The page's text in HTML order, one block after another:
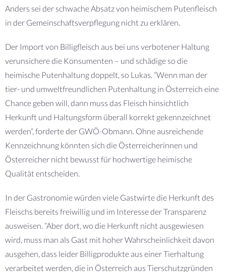
Anders sei der schwache Absatz von heimischem Putenfleisch
in der Gemeinschaftsverpflegung nicht zu erklären.
Der Import von Billigfleisch aus bei uns verbotener Haltung
verunsichere die Konsumenten – und schädige so die
heimische Putenhaltung doppelt, so Lukas. “Wenn man der
tier- und umweltfreundlichen Putenhaltung in Österreich eine
Chance geben will, dann muss das Fleisch hinsichtlich
Herkunft und Haltungsform überall korrekt gekennzeichnet
werden“, forderte der GWÖ-Obmann. Ohne ausreichende
Kennzeichnung könnten sich die Österreicherinnen und
Österreicher nicht bewusst für hochwertige heimische
Qualität entscheiden.
In der Gastronomie würden viele Gastwirte die Herkunft des
Fleischs bereits freiwillig und im Interesse der Transparenz
ausweisen. “Aber dort, wo die Herkunft nicht ausgewiesen
wird, muss man als Gast mit hoher Wahrscheinlichkeit davon
ausgehen, dass leider Billigprodukte aus einer Tierhaltung
verarbeitet werden, die in Österreich aus Tierschutzgründen